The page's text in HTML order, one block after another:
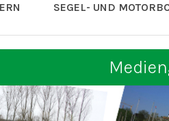
SEGEL- UND